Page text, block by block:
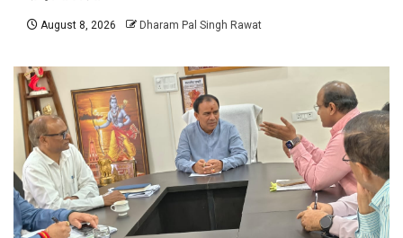
August 8, 2026 Dharam Pal Singh Rawat